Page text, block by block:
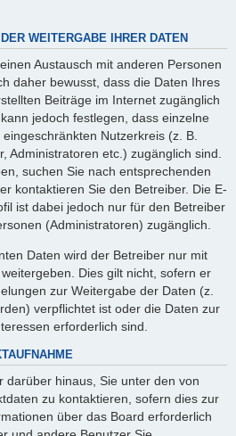
WEITERGABE IHRER DATEN
Austausch mit anderen Personen
daher bewusst, dass die Daten Ihres
Beiträge im Internet zugänglich
jedoch festlegen, dass einzelne
Nutzerkreis (z. B.
Administratoren etc.) zugänglich sind.
suchen Sie nach entsprechenden
kontaktieren Sie den Betreiber. Die E-
ist dabei jedoch nur für den Betreiber
(Administratoren) zugänglich.
Daten wird der Betreiber nur mit
Dies gilt nicht, sofern er
zur Weitergabe der Daten (z.
verpflichtet ist oder die Daten zur
erforderlich sind.
darüber hinaus, Sie unter den von
zu kontaktieren, sofern dies zur
über das Board erforderlich